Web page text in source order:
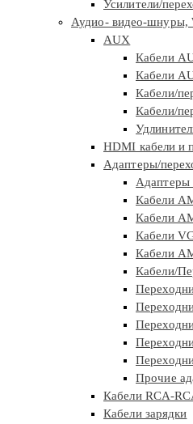
Усилители/
Аудио- видео-шнуры,
AUX
Кабели
Кабели
Кабели/
Кабели/
HDMI кабели и
Адаптеры/
Адаптеры
Кабели
Кабели
Кабели
Кабели
Кабели/
Прочие
Кабели RCA-
Кабели зарядки